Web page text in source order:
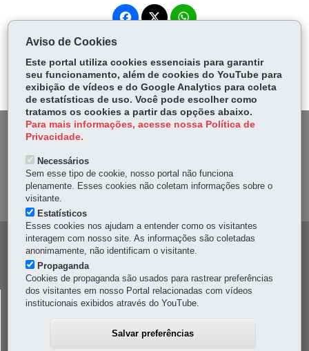
Fa
ok
itt
er
W
Ap
p
DENUNCIE CORRUPÇÃO
OUVIDORIA
Navegação
principal
CELEPAR
Rua Mateus Leme, 1561 - Bom Retiro-80520-174-Curitiba
MAPA
41 3200-5000
Aviso de Cookies
Este portal utiliza cookies essenciais para garantir
seu funcionamento, além de cookies do YouTube para
exibição de vídeos e do Google Analytics para coleta
de estatísticas de uso. Você pode escolher como
tratamos os cookies a partir das opções abaixo.
Para mais informações, acesse nossa Política de
Privacidade.
Necessários
Sem esse tipo de cookie, nosso portal não funciona
plenamente. Esses cookies não coletam informações sobre o
visitante.
Estatísticos
Esses cookies nos ajudam a entender como os visitantes
interagem com nosso site. As informações são coletadas
anonimamente, não identificam o visitante.
Propaganda
Cookies de propaganda são usados para rastrear preferências
dos visitantes em nosso Portal relacionadas com vídeos
institucionais exibidos através do YouTube.
Salvar preferências